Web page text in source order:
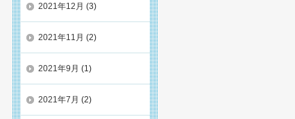
2021年12月 (3)
2021年11月 (2)
2021年9月 (1)
2021年7月 (2)